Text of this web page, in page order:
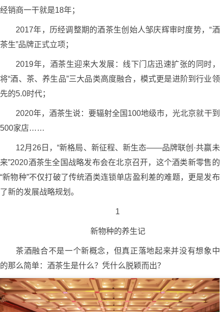
经销商一干就是18年；
2017年，历经调整期的酒茶生创始人邹庆辉审时度势，“酒
茶生”品牌正式立项；
2019年，酒茶生迎来大发展：线下门店迅速扩张的同时，
将“酒、茶、养生品”三大品类高度融合，模式更是进阶到行业领
先的5.0时代；
2020年，酒茶生说：要辐射全国100地级市，光北京就干到
500家店……
12月26日，“新格局、新征程、新生态——品牌联创·共赢未
来”2020酒茶生全国战略发布会在北京召开，这个酒类新零售的
“新物种”不仅打破了传统酒类连锁单店盈利差的难题，更是发布
了新的发展战略规划。
1
新物种的养生记
茶酒融合不是一个新概念，但真正落地起来并没有想象中
的那么简单：酒茶生是什么？凭什么脱颖而出？